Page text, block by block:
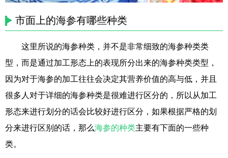
市面上的海参有哪些种类
这里所说的海参种类，并不是非常细致的海参种类类
型，而是通过加工形态上的表现所分出来的海参种类类型，
因为对于海参的加工往往会决定其营养价值的高与低，并且
很多人对于详细的海参种类是很难进行区分的，所以从加工
形态来进行划分的话会比较好进行区分，如果根据严格的划
分来进行区别的话，那么海参的种类主要有下面的一些种
类。